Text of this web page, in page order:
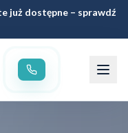
już dostępne – sprawdź